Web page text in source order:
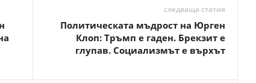
следваща статия
Политическата мъдрост на Юрген
Клоп: Тръмп е гаден. Брекзит е
глупав. Социализмът е върхът